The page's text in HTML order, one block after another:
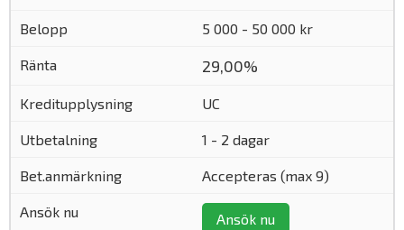
5 000 - 50 000 kr
29,00%
UC
1 - 2 dagar
Accepteras (max 9)
Ansök nu